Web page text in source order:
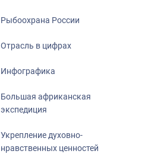
Рыбоохрана России
Отрасль в цифрах
Инфографика
Большая африканская
экспедиция
Укрепление духовно-
нравственных ценностей